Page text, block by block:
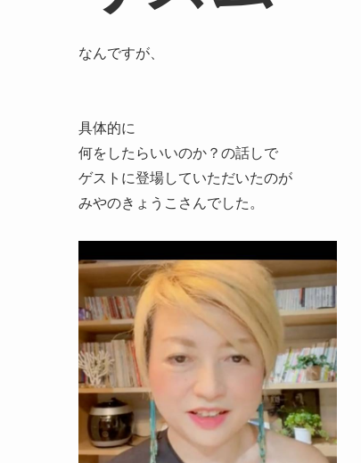
なんですが、
具体的に
何をしたらいいのか？の話しで
ゲストに登場していただいたのが
みやのきょうこさんでした。